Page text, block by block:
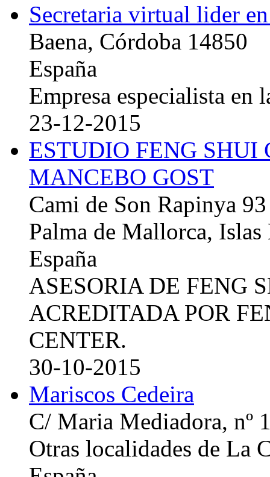
Secretaria virtual lider
Baena, Córdoba 14850
España
Empresa especialista en
23-12-2015
ESTUDIO FENG
MANCEBO GOST
Cami de Son Rapinya 93
Palma de Mallorca, Islas
España
ASESORIA DE FENG
ACREDITADA POR
CENTER.
30-10-2015
Mariscos Cedeira
C/ Maria Mediadora, nº
Otras localidades de La